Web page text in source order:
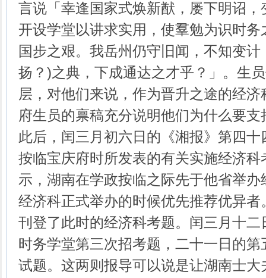
言说「幸逢国家式焕新猷，屡下明诏
开设学堂以讲求实用，使羣勉为识时
国步之艰。我岳州仍守旧闻，不知变
扬？)之典，下成通达之才乎？」。生
层，对他们来说，作为晋升之途的经
府生员的禀稿充分说明他们为什么要支
此后，闰三月初六日的《湘报》第四
按临宝庆府时所发表的有关实施经济
示，湖南在学政按临之际先于他省举
经济科正式举办的时候优先推荐优异
刊登了此时的经济科考题。闰三月十
时务学堂第三次招考题，二十一日的
试题。这两则报导可以说是让湖南士